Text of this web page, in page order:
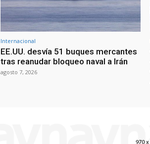
Internacional
EE.UU. desvía 51 buques mercantes
tras reanudar bloqueo naval a Irán
agosto 7, 2026